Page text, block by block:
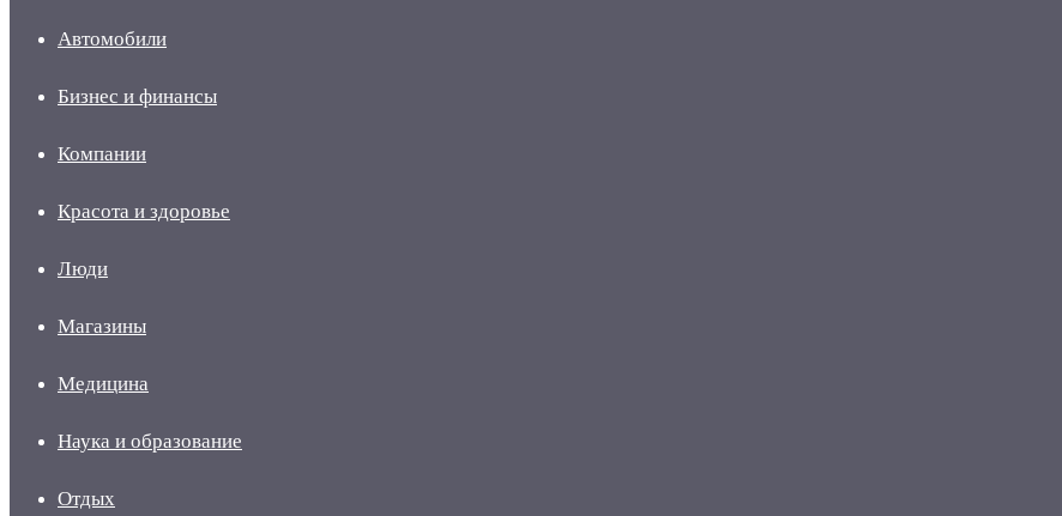
Автомобили
Бизнес и финансы
Компании
Красота и здоровье
Люди
Магазины
Медицина
Наука и образование
Отдых